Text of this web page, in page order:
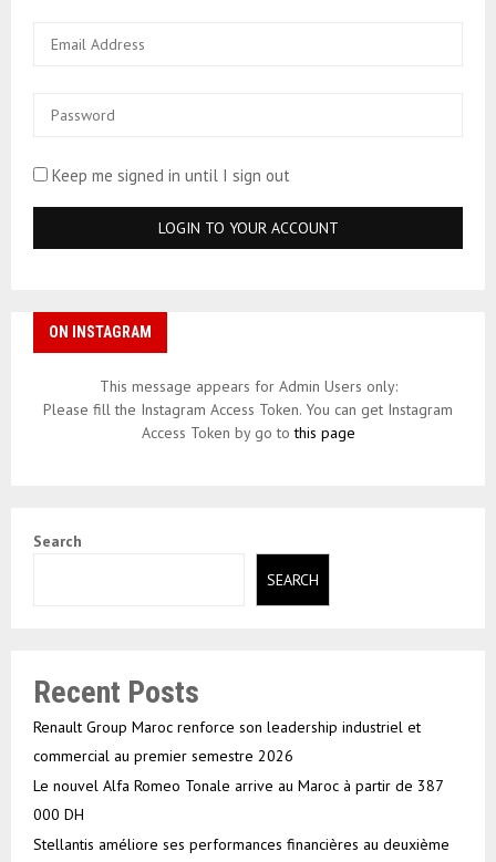
Keep me signed in until I sign out
ON INSTAGRAM
This message appears for Admin Users only:
Please fill the Instagram Access Token. You can get Instagram
Access Token by go tothis page
Search
SEARCH
Recent Posts
Renault Group Maroc renforce son leadership industriel et
commercial au premier semestre 2026
Le nouvel Alfa Romeo Tonale arrive au Maroc à partir de 387
000 DH
Stellantis améliore ses performances financières au deuxième